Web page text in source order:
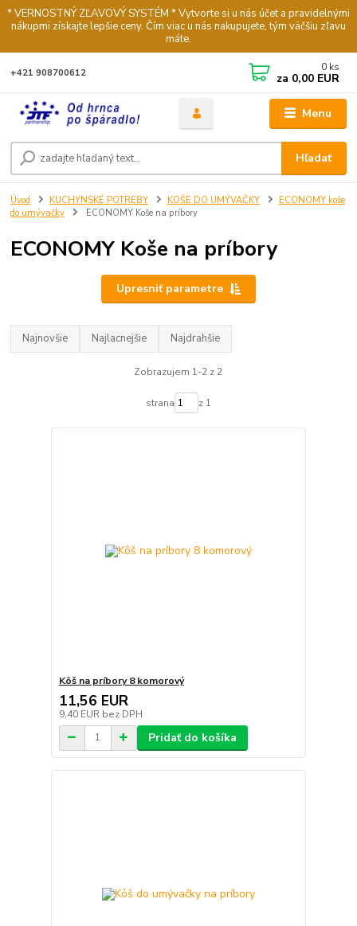
* VERNOSTNÝ ZĽAVOVÝ SYSTÉM * Vytvorte si u nás účet a pravidelnými
nákupmi získajte lepšie ceny. Čím viac u nás nakupujete, tým väčšiu zľavu
máte.
Menu
Hľadať
+421 908700612 0 ks
za 0,00 EUR
Úvod KUCHYNSKÉ POTREBY KOŠE DO UMÝVAČKY
ECONOMY koše
do umývačky
ECONOMY Koše na príbory
ECONOMY Koše na príbory
Upresniť parametre
Najnovšie Najlacnejšie Najdrahšie
Zobrazujem 1-2 z 2
strana z 1
Kôš na príbory 8 komorový
11,56 EUR
9,40 EUR bez DPH
Pridať do košíka